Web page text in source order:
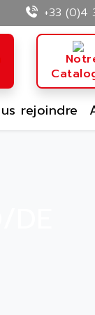
+33 (0)4
rejoindre